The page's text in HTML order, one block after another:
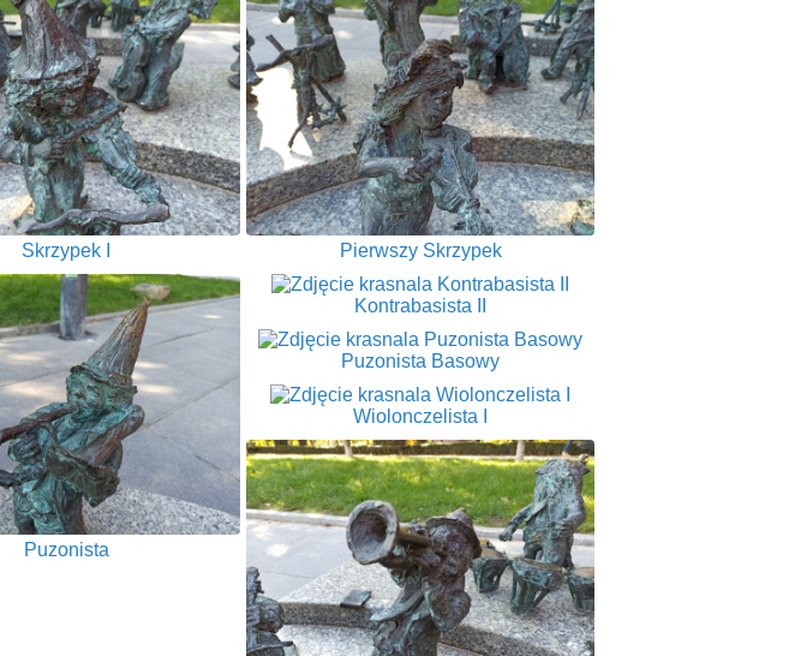
Skrzypek I Pierwszy Skrzypek
Puzonista
Kontrabasista II
Puzonista Basowy
Wiolonczelista I